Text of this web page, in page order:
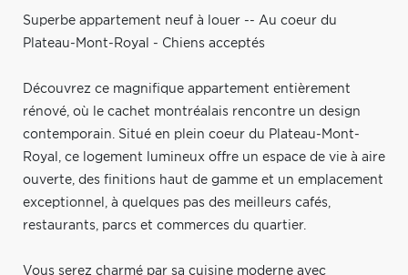
Superbe appartement neuf à louer -- Au coeur du
Plateau-Mont-Royal - Chiens acceptés
Découvrez ce magnifique appartement entièrement
rénové, où le cachet montréalais rencontre un design
contemporain. Situé en plein coeur du Plateau-Mont-
Royal, ce logement lumineux offre un espace de vie à aire
ouverte, des finitions haut de gamme et un emplacement
exceptionnel, à quelques pas des meilleurs cafés,
restaurants, parcs et commerces du quartier.
Vous serez charmé par sa cuisine moderne avec